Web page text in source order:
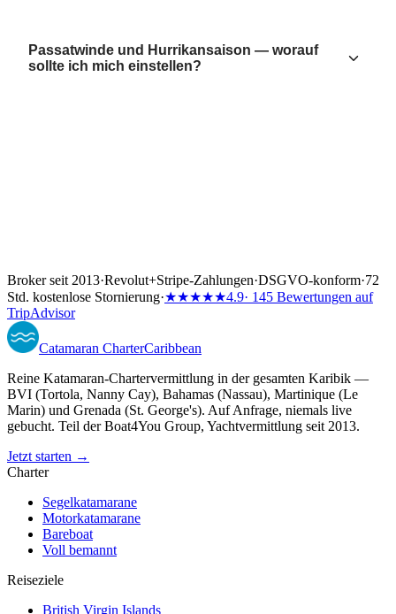
Passatwinde und Hurrikansaison — worauf
sollte ich mich einstellen?
Broker seit 2013·Revolut+Stripe-Zahlungen·DSGVO-konform·72
Std. kostenlose Stornierung·★★★★★4.9· 145 Bewertungen auf
TripAdvisor
Catamaran CharterCaribbean
Reine Katamaran-Chartervermittlung in der gesamten Karibik —
BVI (Tortola, Nanny Cay), Bahamas (Nassau), Martinique (Le
Marin) und Grenada (St. George's). Auf Anfrage, niemals live
gebucht. Teil der Boat4You Group, Yachtvermittlung seit 2013.
Jetzt starten →
Charter
Segelkatamarane
Motorkatamarane
Bareboat
Voll bemannt
Reiseziele
British Virgin Islands